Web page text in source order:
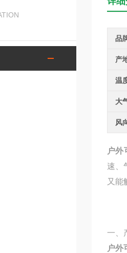
品
产
温
大
风
户外
速、
又能
一、
户外